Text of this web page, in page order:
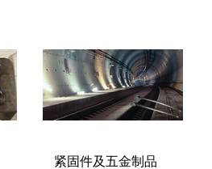
紧固件及五金制品